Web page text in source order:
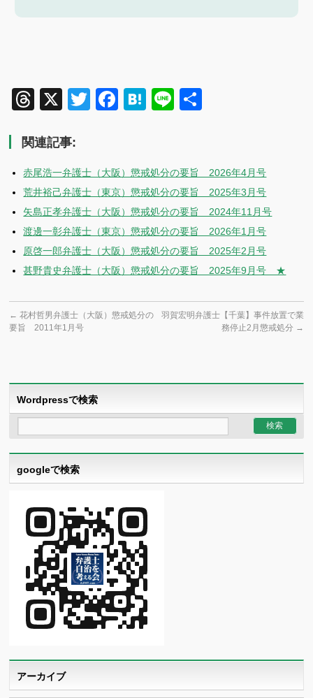
Threads
X TwitterFacebook
Hatena
Line
関連記事:
赤尾浩一弁護士（大阪）懲戒処分の要旨 2026年4月号
荒井裕己弁護士（東京）懲戒処分の要旨 2025年3月号
矢島正孝弁護士（大阪）懲戒処分の要旨 2024年11月号
渡邊一彰弁護士（東京）懲戒処分の要旨 2026年1月号
原啓一郎弁護士（大阪）懲戒処分の要旨 2025年2月号
甚野貴史弁護士（大阪）懲戒処分の要旨 2025年9月号 ★
← 花村哲男弁護士（大阪）懲戒処分の
要旨 2011年1月号
羽賀宏明弁護士【千葉】事件放置で業
務停止2月懲戒処分 →
Wordpressで検索
googleで検索
アーカイブ
ア